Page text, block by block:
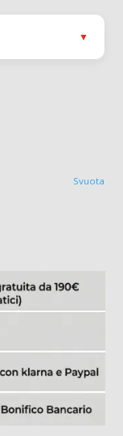
▼
Svuota